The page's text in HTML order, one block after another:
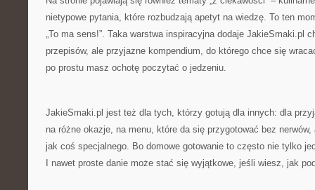
nietypowe pytania, które rozbudzają apetyt na wiedzę. To ten
„To ma sens!”. Taka warstwa inspiracyjna dodaje JakieSmaki.pl
przepisów, ale przyjazne kompendium, do którego chce się
po prostu masz ochotę poczytać o jedzeniu.
JakieSmaki.pl jest też dla tych, którzy gotują dla innych: dla
na różne okazje, na menu, które da się przygotować bez
jak coś specjalnego. Bo domowe gotowanie to często nie tylko
I nawet proste danie może stać się wyjątkowe, jeśli wiesz, jak